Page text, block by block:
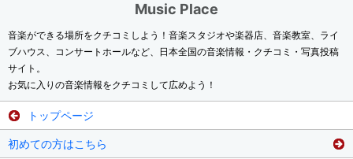
Music Place
音楽ができる場所をクチコミしよう！音楽スタジオや楽器店、音楽教室、ライ
ブハウス、コンサートホールなど、日本全国の音楽情報・クチコミ・写真投稿
サイト。
お気に入りの音楽情報をクチコミして広めよう！
トップページ
初めての方はこちら